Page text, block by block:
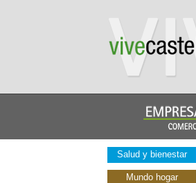
Salud y bienestar
Mundo hogar